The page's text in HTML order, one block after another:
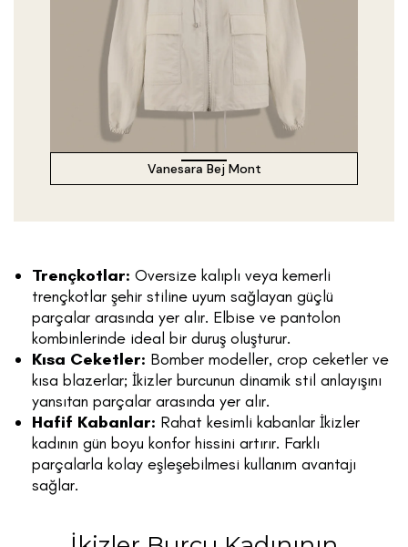
Vanesara Bej Mont
Trençkotlar: Oversize kalıplı veya kemerli
trençkotlar şehir stiline uyum sağlayan güçlü
parçalar arasında yer alır. Elbise ve pantolon
kombinlerinde ideal bir duruş oluşturur.
Kısa Ceketler: Bomber modeller, crop ceketler ve
kısa blazerlar; İkizler burcunun dinamik stil anlayışını
yansıtan parçalar arasında yer alır.
Hafif Kabanlar: Rahat kesimli kabanlar İkizler
kadının gün boyu konfor hissini artırır. Farklı
parçalarla kolay eşleşebilmesi kullanım avantajı
sağlar.